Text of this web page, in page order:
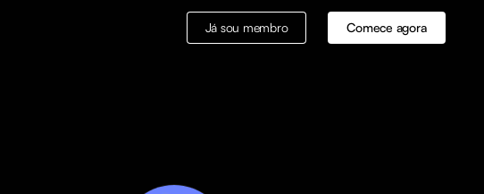
Já sou membro Comece agora